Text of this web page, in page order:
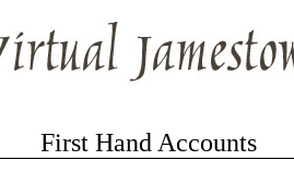
First Hand Accounts